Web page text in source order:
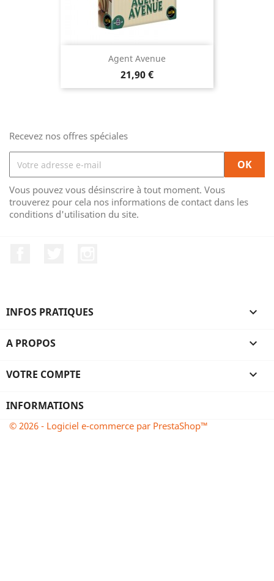
Agent Avenue
Prix
21,90 €
Recevez nos offres spéciales
Vous pouvez vous désinscrire à tout moment. Vous
trouverez pour cela nos informations de contact dans les
conditions d'utilisation du site.
INFOS PRATIQUES 
A PROPOS 
VOTRE COMPTE 
INFORMATIONS
© 2026 - Logiciel e-commerce par PrestaShop™